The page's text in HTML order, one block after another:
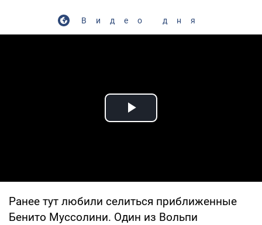
Видео дня
Play Video
Ранее тут любили селиться приближенные
Бенито Муссолини. Один из Вольпи